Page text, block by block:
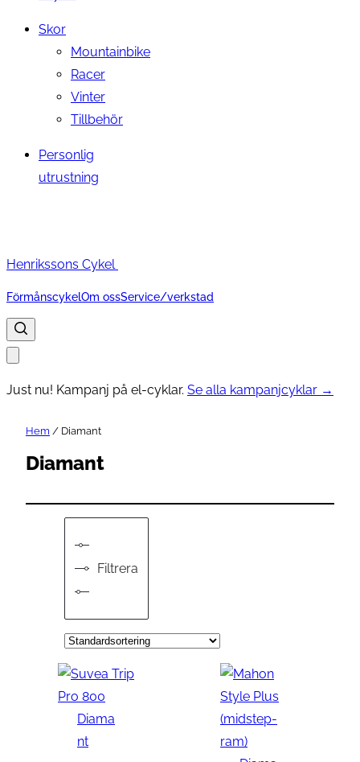
Skor
Mountainbike
Racer
Vinter
Tillbehör
Personlig
utrustning
Henrikssons Cykel
FörmånscykelOm ossService/verkstad
Just nu! Kampanj på el-cyklar. Se alla kampanjcyklar →
Hem / Diamant
Diamant
Filtrera
Diama
nt